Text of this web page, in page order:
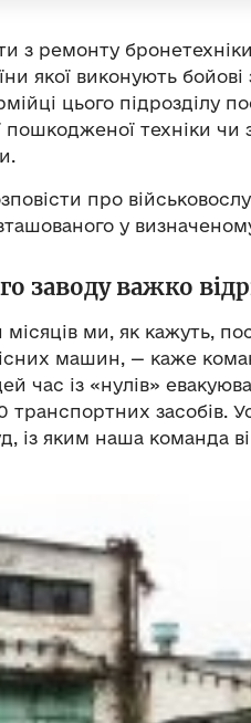
з ремонту
якої виконують
цього підрозділу
техніки чи
про
у
заводу важко
ми, як кажуть,
машин, — каже
час із «нулів»
засобів.
із яким наша команда